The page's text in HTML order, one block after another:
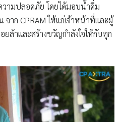
วามปลอดภัย โดยได้มอบน้ำดื่ม
จาก CPRAM ให้แก่เจ้าหน้าที่และผู้
ยล้าและสร้างขวัญกำลังใจให้กับทุก